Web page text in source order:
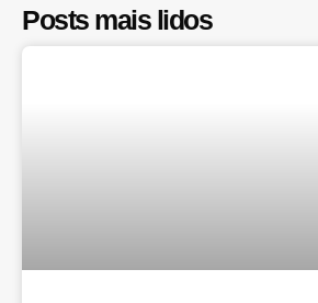
Posts mais lidos